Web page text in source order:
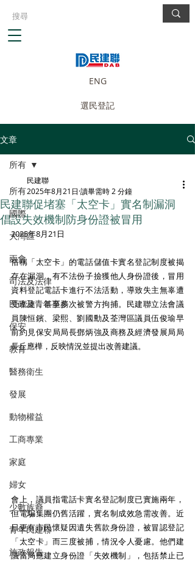
ENG
選民登記
文章
所有
國際
大灣區
兩會
司法及法律
民政及青年事務
保安
教育
醫務衛生
發展
動物權益
工商專業
家庭
婦女
少數族裔
青年民建聯
施政報告
所有
民建聯促堵塞「太空卡」實名制漏洞
倡設失效機制防身份證被冒用
民建聯
2025年8月21日 讀畢需時 2 分鐘
2025年8月21日
俗稱「太空卡」的電話儲值卡實名登記制度被揭
存在漏洞，有不法份子撿獲他人身份證後，冒用
資料登記電話卡進行不法活動，導致失主無辜遭
受牽連，甚至多次被警方拘捕。民建聯立法會議
員陳恒鑌、梁熙、劉國勳及荃灣區議員伍俊瑜早
前約見保安局局長鄧炳強及商務及經濟發展局局
長丘應樺，反映情況並提出改善建議。
會上，議員指電話卡實名登記制度已實施兩年，
但電騙集團仍舊活躍，實名制成效急需改善。近
日更有市民懷疑因遺失舊款身份證，被冒認登記
「太空卡」而三度被捕，情況令人憂慮。他們建
議當局應建立身份證「失效機制」，包括禁止已